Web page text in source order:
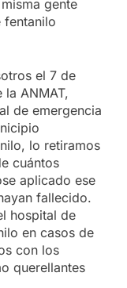
gente
fentanilo
el 7 de
ANMAT,
de emergencia
lo retiramos
cuántos
aplicado ese
fallecido.
hospital de
en casos de
con los
querellantes